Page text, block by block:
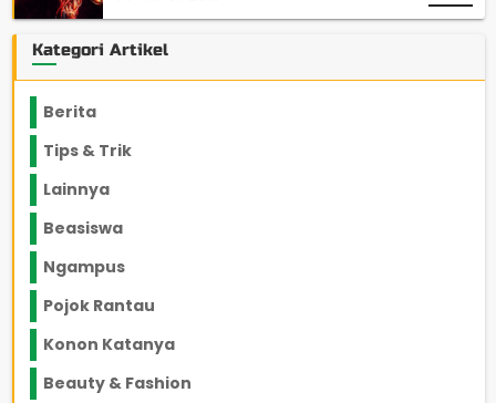
Kategori Artikel
Berita
Tips & Trik
Lainnya
Beasiswa
Ngampus
Pojok Rantau
Konon Katanya
Beauty & Fashion